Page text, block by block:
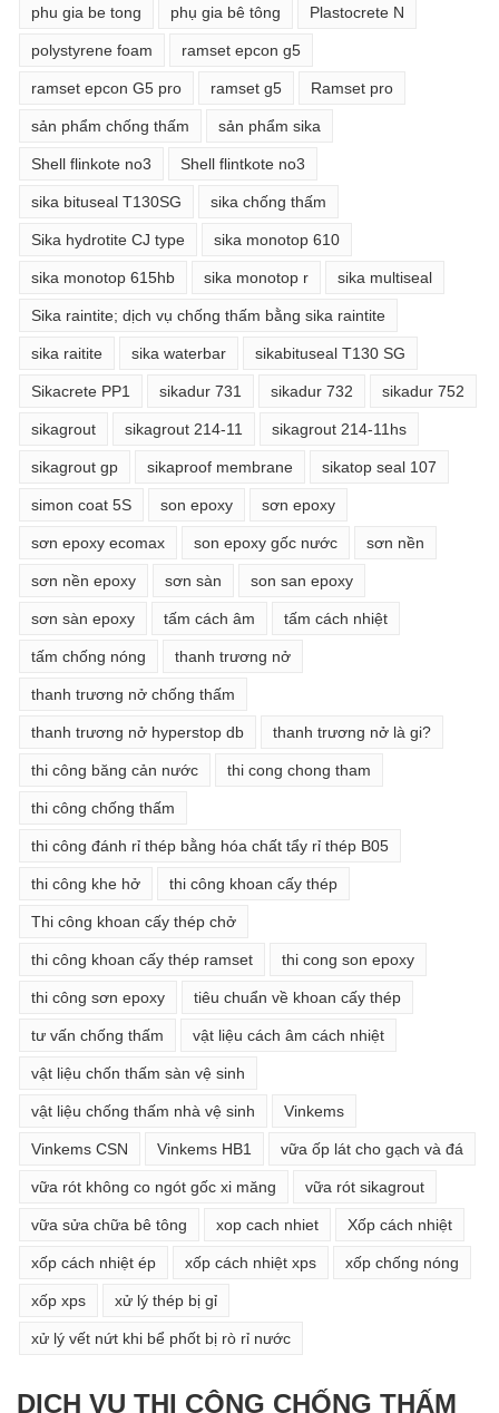
phu gia be tong phụ gia bê tông Plastocrete N
polystyrene foam ramset epcon g5
ramset epcon G5 pro ramset g5 Ramset pro
sản phẩm chống thấm sản phẩm sika
Shell flinkote no3 Shell flintkote no3
sika bituseal T130SG sika chống thấm
Sika hydrotite CJ type sika monotop 610
sika monotop 615hb sika monotop r sika multiseal
Sika raintite; dịch vụ chống thấm bằng sika raintite
sika raitite sika waterbar sikabituseal T130 SG
Sikacrete PP1 sikadur 731 sikadur 732 sikadur 752
sikagrout sikagrout 214-11 sikagrout 214-11hs
sikagrout gp sikaproof membrane sikatop seal 107
simon coat 5S son epoxy sơn epoxy
sơn epoxy ecomax son epoxy gốc nước sơn nền
sơn nền epoxy sơn sàn son san epoxy
sơn sàn epoxy tấm cách âm tấm cách nhiệt
tấm chống nóng thanh trương nở
thanh trương nở chống thấm
thanh trương nở hyperstop db thanh trương nở là gi?
thi công băng cản nước thi cong chong tham
thi công chống thấm
thi công đánh rỉ thép bằng hóa chất tẩy rỉ thép B05
thi công khe hở thi công khoan cấy thép
Thi công khoan cấy thép chở
thi công khoan cấy thép ramset thi cong son epoxy
thi công sơn epoxy tiêu chuẩn về khoan cấy thép
tư vấn chống thấm vật liệu cách âm cách nhiệt
vật liệu chốn thấm sàn vệ sinh
vật liệu chống thấm nhà vệ sinh Vinkems
Vinkems CSN Vinkems HB1 vữa ốp lát cho gạch và đá
vữa rót không co ngót gốc xi măng vữa rót sikagrout
vữa sửa chữa bê tông xop cach nhiet Xốp cách nhiệt
xốp cách nhiệt ép xốp cách nhiệt xps xốp chống nóng
xốp xps xử lý thép bị gỉ
xử lý vết nứt khi bể phốt bị rò rỉ nước
DỊCH VỤ THI CÔNG CHỐNG THẤM